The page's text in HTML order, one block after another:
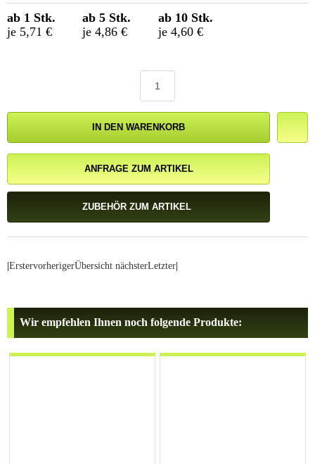
ab 1 Stk.
je 5,71 €
ab 5 Stk.
je 4,86 €
ab 10 Stk.
je 4,60 €
IN DEN WARENKORB
ANFRAGE ZUM ARTIKEL
ZUBEHÖR ZUM ARTIKEL
|ErstervorherigerÜbersicht nächsterLetzter|
Wir empfehlen Ihnen noch folgende Produkte: